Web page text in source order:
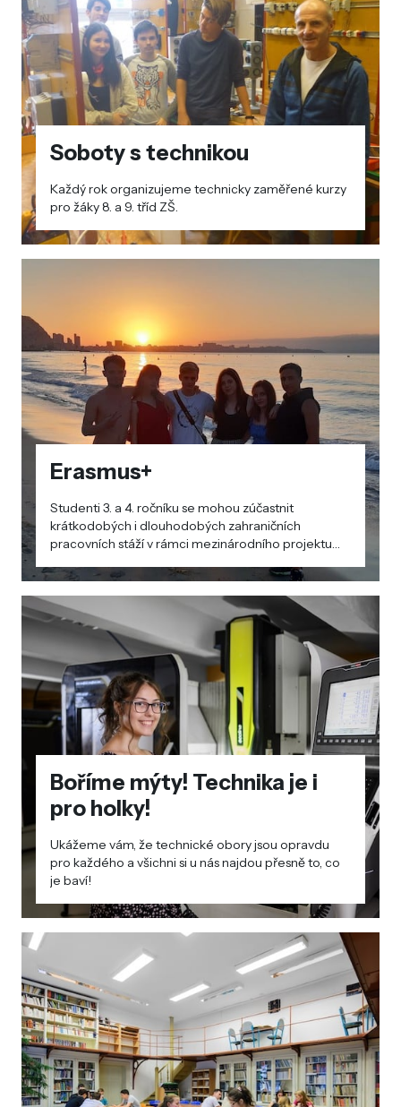
Soboty s technikou
Každý rok organizujeme technicky zaměřené kurzy
pro žáky 8. a 9. tříd ZŠ.
Erasmus+
Studenti 3. a 4. ročníku se mohou zúčastnit
krátkodobých i dlouhodobých zahraničních
pracovních stáží v rámci mezinárodního projektu
školního roku 2018/2019.
Boříme mýty! Technika je i
pro holky!
Ukážeme vám, že technické obory jsou opravdu
pro každého a všichni si u nás najdou přesně to, co
je baví!